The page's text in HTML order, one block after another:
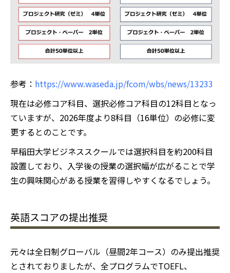
参考： https://www.waseda.jp/fcom/wbs/news/13233
現在は必修コア科目、選択必修コア科目の12科目となっ
ていますが、2026年度より8科目（16単位）の必修に変
更するとのことです。
早稲田大学ビジネススクールでは選択科目を約200科目
設置しており、入学後の授業の選択幅が広がることで学
生の興味関心がある授業を習得しやすくなるでしょう。
英語スコアの提出推奨
元々は全日制グローバル（昼間2年コース）のみ提出推奨
とされておりましたが、全プログラムでTOEFL、